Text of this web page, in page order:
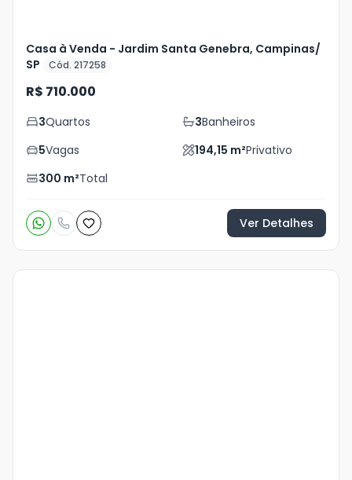
Casa à Venda - Jardim Santa Genebra, Campinas/
SP
Cód. 217258
R$ 710.000
3Quartos 3Banheiros
5Vagas 194,15 m²Privativo
300 m²Total
Ver Detalhes